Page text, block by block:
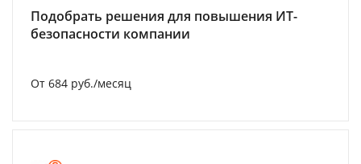
Подобрать решения для повышения ИТ-
безопасности компании
От 684 руб./месяц